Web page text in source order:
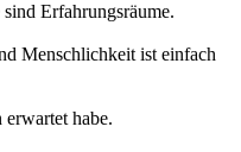
Erfahrungsräume.
Menschlichkeit ist einfach
habe.